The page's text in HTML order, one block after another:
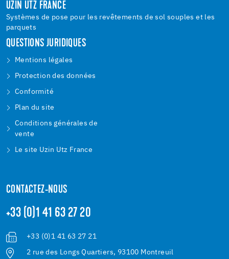
UZIN UTZ FRANCE
Systèmes de pose pour les revêtements de sol souples et les
parquets
QUESTIONS JURIDIQUES
Mentions légales
Protection des données
Conformité
Plan du site
Conditions générales de
vente
Le site Uzin Utz France
CONTACTEZ-NOUS
+33 (0)1 41 63 27 20
+33 (0)1 41 63 27 21
2 rue des Longs Quartiers, 93100 Montreuil